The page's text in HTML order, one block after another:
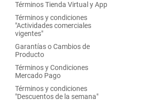
Términos Tienda Virtual y App
Términos y condiciones
"Actividades comerciales
vigentes"
Garantías o Cambios de
Producto
Términos y Condiciones
Mercado Pago
Términos y condiciones
"Descuentos de la semana"